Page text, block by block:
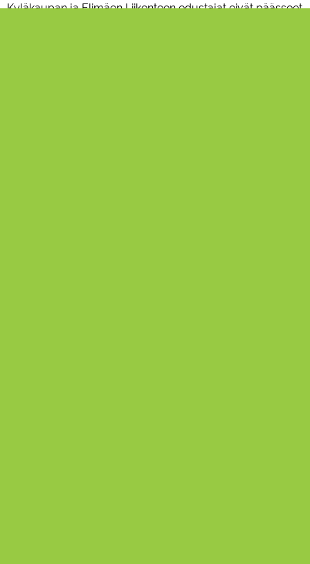
Kyläkaupan ja Elimäen Liikenteen edustajat eivät päässeet